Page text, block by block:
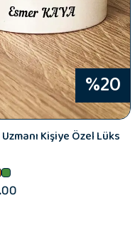
%20
Kişiye Özel Lüks